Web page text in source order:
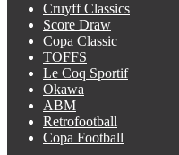
Cruyff Classics
Score Draw
Copa Classic
TOFFS
Le Coq Sportif
Okawa
ABM
Retrofootball
Copa Football